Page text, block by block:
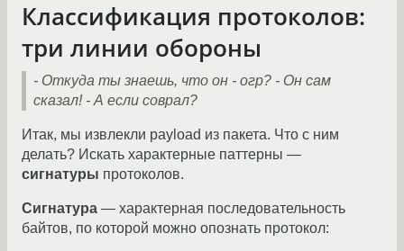
Классификация протоколов:
три линии обороны
- Откуда ты знаешь, что он - огр? - Он сам
сказал! - А если соврал?
Итак, мы извлекли payload из пакета. Что с ним
делать? Искать характерные паттерны —
сигнатуры протоколов.
Сигнатура — характерная последовательность
байтов, по которой можно опознать протокол: